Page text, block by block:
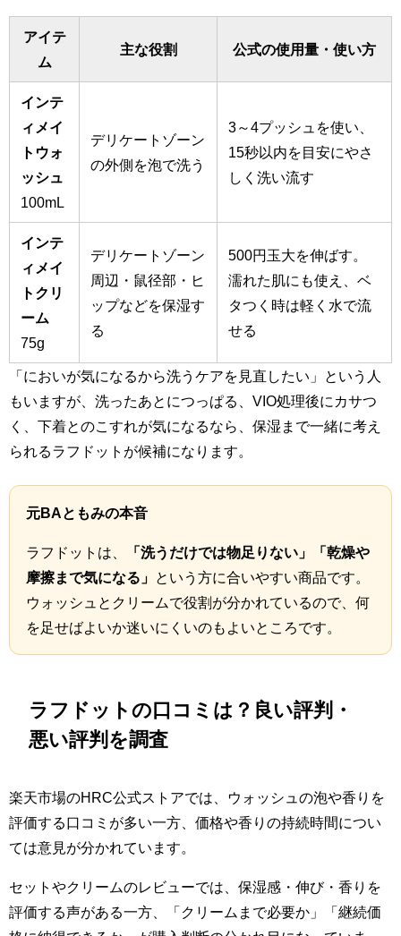
アイテ
ム
主な役割 公式の使用量・使い方
インテ
ィメイ
トウォ
ッシュ
100mL
デリケートゾーン
の外側を泡で洗う
3～4プッシュを使い、
15秒以内を目安にやさ
しく洗い流す
インテ
ィメイ
トクリ
ーム
75g
デリケートゾーン
周辺・鼠径部・ヒ
ップなどを保湿す
る
500円玉大を伸ばす。
濡れた肌にも使え、ベ
タつく時は軽く水で流
せる
「においが気になるから洗うケアを見直したい」という人
もいますが、洗ったあとにつっぱる、VIO処理後にカサつ
く、下着とのこすれが気になるなら、保湿まで一緒に考え
られるラフドットが候補になります。
元BAともみの本音
ラフドットは、
「洗うだけでは物足りない」「乾燥や
摩擦まで気になる」
という方に合いやすい商品です。
ウォッシュとクリームで役割が分かれているので、何
を足せばよいか迷いにくいのもよいところです。
ラフドットの口コミは？良い評判・
悪い評判を調査
楽天市場のHRC公式ストアでは、ウォッシュの泡や香りを
評価する口コミが多い一方、価格や香りの持続時間につい
ては意見が分かれています。
セットやクリームのレビューでは、保湿感・伸び・香りを
評価する声がある一方、「クリームまで必要か」「継続価